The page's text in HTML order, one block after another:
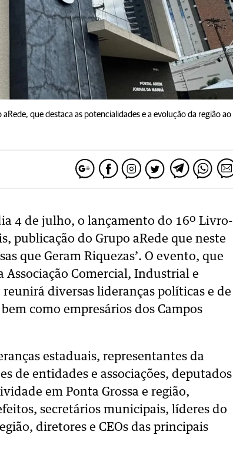
que destaca as potencialidades e a evolução da região ao
4 de julho, o lançamento do 16º Livro-
publicação do Grupo aRede que neste
que Geram Riquezas’. O evento, que
Associação Comercial, Industrial e
diversas lideranças políticas e de
como empresários dos Campos
estaduais, representantes da
de entidades e associações, deputados
em Ponta Grossa e região,
secretários municipais, líderes do
diretores e CEOs das principais